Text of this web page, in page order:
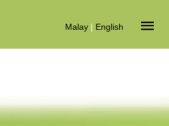
Malay | English